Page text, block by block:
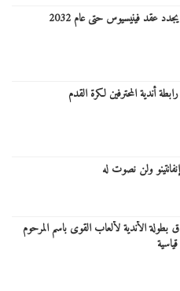
عقد فينيسيوس حتى عام 2032
أندية المحترفين لكرة القدم
ولن نصوت له
بطولة الأندية لألعاب القوى باسم المرحوم